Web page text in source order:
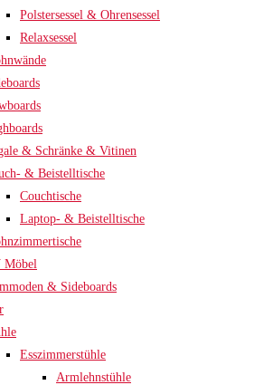
Polstersessel & Ohrensessel
Relaxsessel
& Schränke & Vitinen
& Beistelltische
Couchtische
Laptop- & Beistelltische
Möbel
& Sideboards
Esszimmerstühle
Armlehnstühle